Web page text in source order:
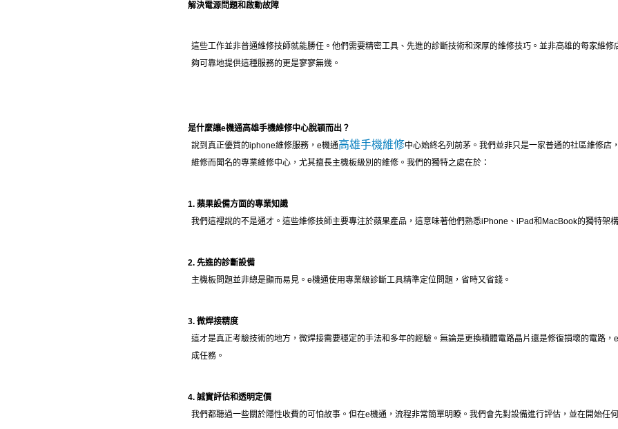
解決電源問題和啟動故障
這些工作並非普通維修技師就能勝任。他們需要精密工具、先進的診斷技術和深厚的維修技巧。並非高雄的每家維修
夠可靠地提供這種服務的更是寥寥無幾。
是什麼讓e機通高雄手機維修中心脫穎而出？
說到真正優質的iphone維修服務，e機通高雄手機維修中心始終名列前茅。我們並非只是一家普通的社區維修店
維修而聞名的專業維修中心，尤其擅長主機板級別的維修。我們的獨特之處在於：
1. 蘋果設備方面的專業知識
我們這裡說的不是通才。這些維修技師主要專注於蘋果產品，這意味著他們熟悉iPhone、iPad和MacBook的獨特架構
2. 先進的診斷設備
主機板問題並非總是顯而易見。e機通使用專業級診斷工具精準定位問題，省時又省錢。
3. 微焊接精度
這才是真正考驗技術的地方，微焊接需要穩定的手法和多年的經驗。無論是更換積體電路晶片還是修復損壞的電路
成任務。
4. 誠實評估和透明定價
我們都聽過一些關於隱性收費的可怕故事。但在e機通，流程非常簡單明瞭。我們會先對設備進行評估，並在開始任